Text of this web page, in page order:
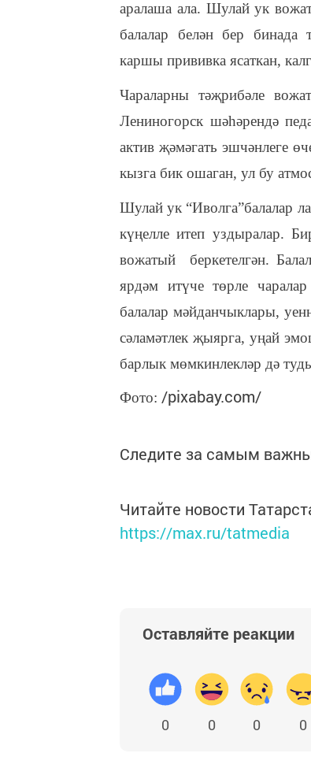
аралаша ала. Шулай ук
балалар белән бер бинада
каршы прививка ясаткан,
Чараларны тәҗрибәле вож
Лениногорск шәһәрендә
актив җәмәгать эшчәнлеге
кызга бик ошаган, ул бу
Шулай ук “Иволга”балалар
күңелле итеп уздыралар.
вожатый беркетелгән.
ярдәм итүче төрле
балалар мәйданчыклары,
сәламәтлек җыярга, уңай
барлык мөмкинлекләр дә
Фото: /pixabay.com/
Следите за самым
Читайте новости
https://max.ru/tatmedia
Оставляйте реакции
0 0 0 0